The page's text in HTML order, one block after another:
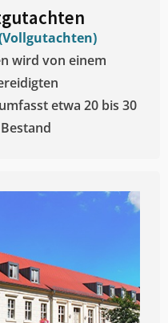
wird von einem
etwa 20 bis 30